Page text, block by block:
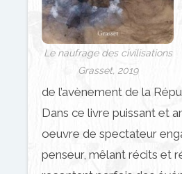
Le naufrage des civilisations
Grasset, 2019
de l’avènement de la
Dans ce livre puissant et
oeuvre de spectateur
penseur, mêlant récits et